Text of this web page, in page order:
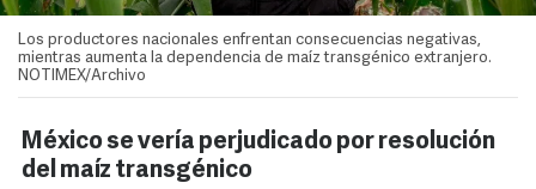
Los productores nacionales enfrentan consecuencias negativas,
mientras aumenta la dependencia de maíz transgénico extranjero.
NOTIMEX/Archivo
México se vería perjudicado por resolución
del maíz transgénico